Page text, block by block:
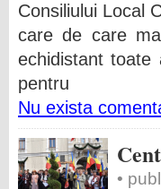
Consiliului Local
care de care
echidistant
pentru
Nu exista
•